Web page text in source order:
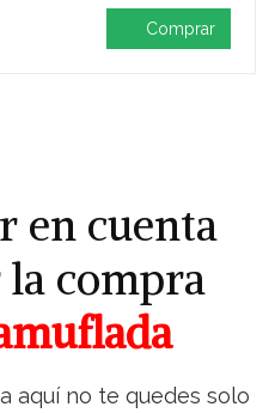
Comprar
en cuenta
la compra
aquí no te quedes solo